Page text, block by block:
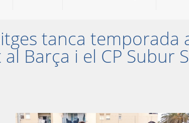
tanca
Barça i el CP Subur